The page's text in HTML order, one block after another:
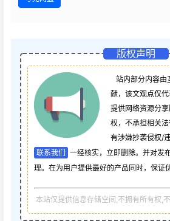
版权声明
站内部分内容由
献，该文观点仅
提供网络资源分
权，不承担相关
有涉嫌抄袭侵权/
联系我们
一经核实，立即删除。并对发
理。在为用户提供最好的产品同时，保证
本站仅提供信息存储空间,不拥有所有权,